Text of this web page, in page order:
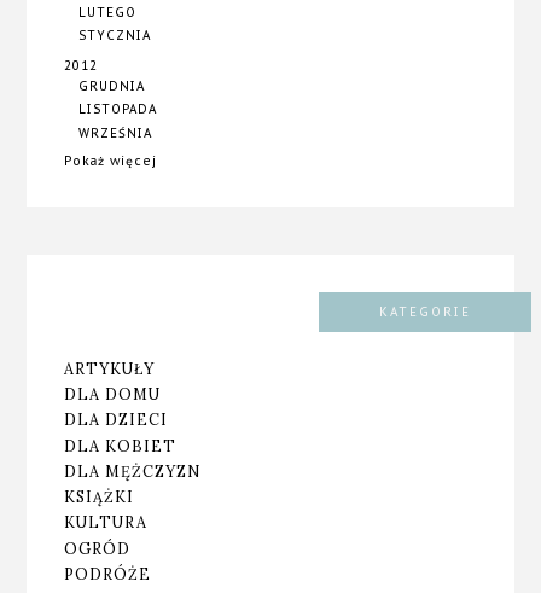
LUTEGO
STYCZNIA
2012
GRUDNIA
LISTOPADA
WRZEŚNIA
Pokaż więcej
KATEGORIE
ARTYKUŁY
DLA DOMU
DLA DZIECI
DLA KOBIET
DLA MĘŻCZYZN
KSIĄŻKI
KULTURA
OGRÓD
PODRÓŻE